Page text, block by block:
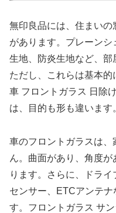
無印良品には、住まい
があります。プレーン
生地、防炎生地など、部
ただし、これらは基本的
車 フロントガラス 日除
は、目的も形も違います
車のフロントガラスは
ん。曲面があり、角度
ります。さらに、ドライ
センサー、ETCアンテナ
す。フロントガラス サ